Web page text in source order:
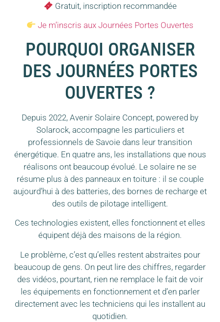
Gratuit, inscription recommandée
Je m’inscris aux Journées Portes Ouvertes
POURQUOI ORGANISER
DES JOURNÉES PORTES
OUVERTES ?
Depuis 2022, Avenir Solaire Concept, powered by
Solarock, accompagne les particuliers et
professionnels de Savoie dans leur transition
énergétique. En quatre ans, les installations que nous
réalisons ont beaucoup évolué. Le solaire ne se
résume plus à des panneaux en toiture : il se couple
aujourd’hui à des batteries, des bornes de recharge et
des outils de pilotage intelligent.
Ces technologies existent, elles fonctionnent et elles
équipent déjà des maisons de la région.
Le problème, c’est qu’elles restent abstraites pour
beaucoup de gens. On peut lire des chiffres, regarder
des vidéos, pourtant, rien ne remplace le fait de voir
les équipements en fonctionnement et d’en parler
directement avec les techniciens qui les installent au
quotidien.